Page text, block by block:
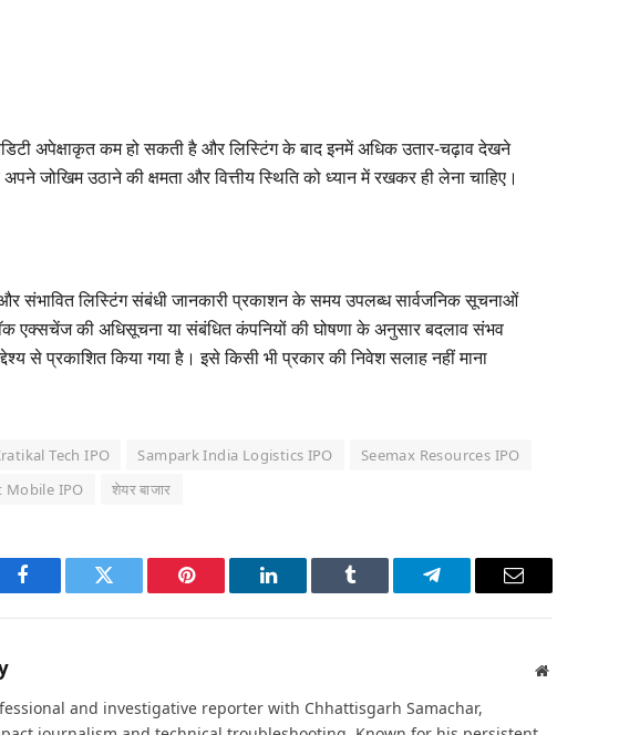
अपेक्षाकृत कम हो सकती है और लिस्टिंग के बाद इनमें अधिक उतार-चढ़ाव देखने
जोखिम उठाने की क्षमता और वित्तीय स्थिति को ध्यान में रखकर ही लेना चाहिए।
संभावित लिस्टिंग संबंधी जानकारी प्रकाशन के समय उपलब्ध सार्वजनिक सूचनाओं
एक्सचेंज की अधिसूचना या संबंधित कंपनियों की घोषणा के अनुसार बदलाव संभव
से प्रकाशित किया गया है। इसे किसी भी प्रकार की निवेश सलाह नहीं माना
Tech IPO Sampark India Logistics IPO
Seemax Resources IPO
Mobile IPO शेयर बाजार
Facebook Twitter Pinterest LinkedIn Tumblr Telegram Email
Website
and investigative reporter with Chhattisgarh Samachar,